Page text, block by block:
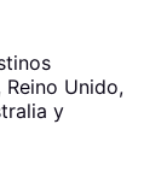
Unido,
y